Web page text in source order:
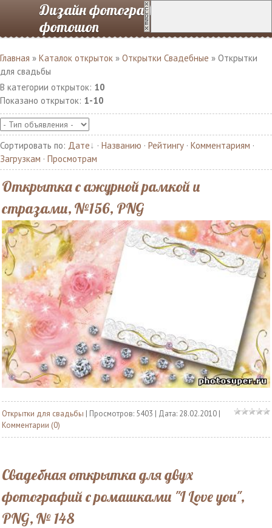
Дизайн фотографий в
фотошоп
Главная » Каталок открыток » Открытки Свадебные » Открытки
для свадьбы
В категории открыток: 10
Показано открыток: 1-10
Сортировать по: Дате · Названию · Рейтингу · Комментариям ·
Загрузкам · Просмотрам
Открытка с ажурной рамкой и
стразами, №156, PNG
Открытки для свадьбы | Просмотров: 5403 | Дата: 28.02.2010 |
Комментарии (0)
Свадебная открытка для двух
фотографий с ромашками "I Love you",
PNG, № 148